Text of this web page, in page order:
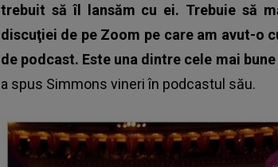
trebuit să îl lansăm cu ei. Trebuie să
discuţiei de pe Zoom pe care am avut-o
de podcast. Este una dintre cele mai
a spus Simmons vineri în podcastul său.